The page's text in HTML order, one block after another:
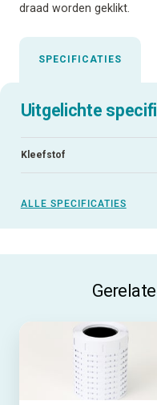
draad worden geklikt.
SPECIFICATIES
Uitgelichte
Kleefstof
ALLE SPECIFICATIES